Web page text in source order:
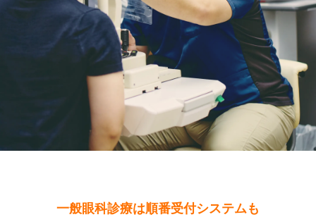
一般眼科診療は順番受付システムも